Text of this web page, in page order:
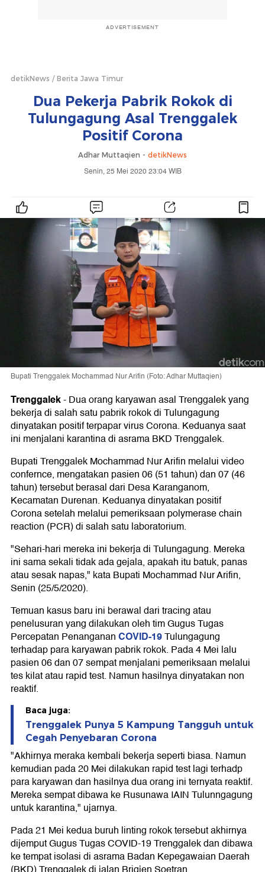
ADVERTISEMENT
detikNews Berita Jawa Timur
Dua Pekerja Pabrik Rokok di
Tulungagung Asal Trenggalek
Positif Corona
Adhar Muttaqien - detikNews
Senin, 25 Mei 2020 23:04 WIB
Bupati Trenggalek Mochammad Nur Arifin (Foto: Adhar Muttaqien)
Trenggalek-Dua orang karyawan asal Trenggalek yang
bekerja di salah satu pabrik rokok di Tulungagung
dinyatakan positif terpapar virus Corona. Keduanya saat
ini menjalani karantina di asrama BKD Trenggalek.
Bupati Trenggalek Mochammad Nur Arifin melalui video
confernce, mengatakan pasien 06 (51 tahun) dan 07 (46
tahun) tersebut berasal dari Desa Karanganom,
Kecamatan Durenan. Keduanya dinyatakan positif
Corona setelah melalui pemeriksaan polymerase chain
reaction (PCR) di salah satu laboratorium.
"Sehari-hari mereka ini bekerja di Tulungagung. Mereka
ini sama sekali tidak ada gejala, apakah itu batuk, panas
atau sesak napas," kata Bupati Mochammad Nur Arifin,
Senin (25/5/2020).
Temuan kasus baru ini berawal dari tracing atau
penelusuran yang dilakukan oleh tim Gugus Tugas
Percepatan PenangananCOVID-19Tulungagung
terhadap para karyawan pabrik rokok. Pada 4 Mei lalu
pasien 06 dan 07 sempat menjalani pemeriksaan melalui
tes kilat atau rapid test. Namun hasilnya dinyatakan non
reaktif.
Baca juga:
Trenggalek Punya 5 Kampung Tangguh untuk
Cegah Penyebaran Corona
"Akhirnya meraka kembali bekerja seperti biasa. Namun
kemudian pada 20 Mei dilakukan rapid test lagi terhadp
para karyawan dan hasilnya dua orang ini ternyata reaktif.
Mereka sempat dibawa ke Rusunawa IAIN Tulunngagung
untuk karantina," ujarnya.
Pada 21 Mei kedua buruh linting rokok tersebut akhirnya
dijemput Gugus Tugas COVID-19 Trenggalek dan dibawa
ke tempat isolasi di asrama Badan Kepegawaian Daerah